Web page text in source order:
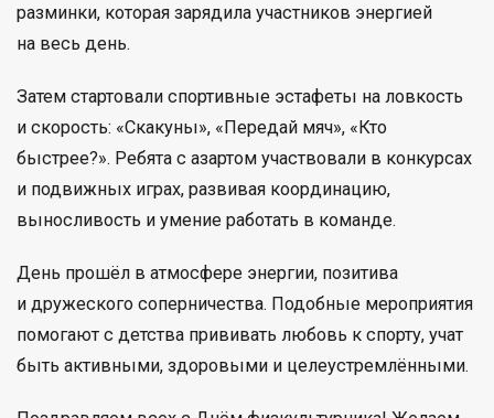
разминки, которая зарядила участников энергией
на весь день.
Затем стартовали спортивные эстафеты на ловкость
и скорость: «Скакуны», «Передай мяч», «Кто
быстрее?». Ребята с азартом участвовали в конкурсах
и подвижных играх, развивая координацию,
выносливость и умение работать в команде.
День прошёл в атмосфере энергии, позитива
и дружеского соперничества. Подобные мероприятия
помогают с детства прививать любовь к спорту, учат
быть активными, здоровыми и целеустремлёнными.